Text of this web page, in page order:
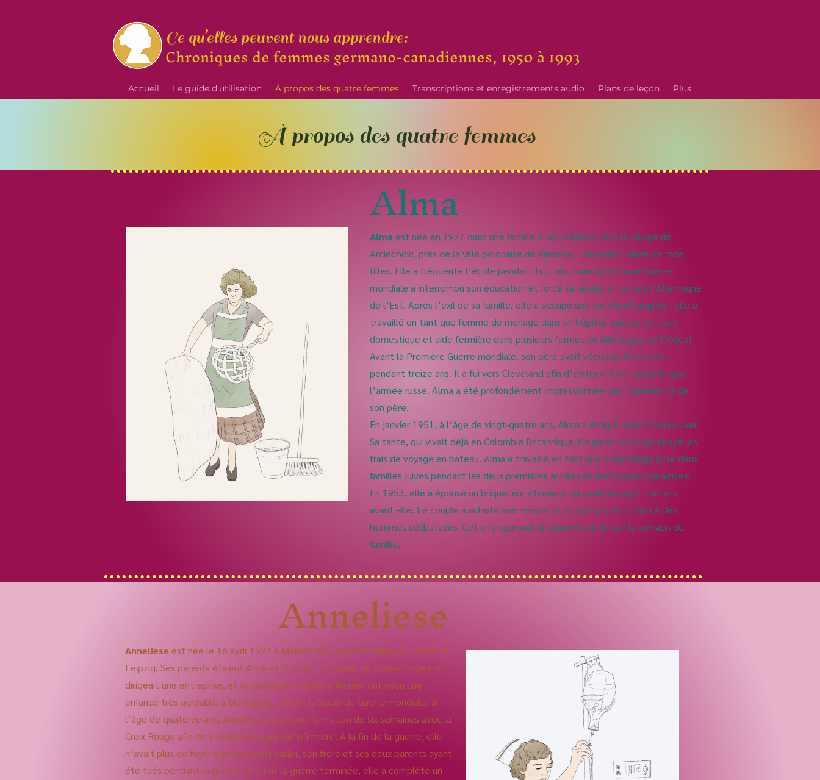
Ce qu’elles peuvent nous apprendre:
Chroniques de femmes germano-canadiennes, 1950 à 1993
Accueil Le guide d'utilisation À propos des quatre femmes Transcriptions et enregistrements audio Plans de leçon Plus
À propos des quatre femmes
Alma
Alma est née en 1927 dans une famille d’agriculteurs dans le village de
Arciechów, près de la ville polonaise de Varsovie. Elle était l’aînée de trois
filles. Elle a fréquenté l’école pendant huit ans, mais la Seconde Guerre
mondiale a interrompu son éducation et forcé sa famille à fuir vers l’Allemagne
de l’Est. Après l’exil de sa famille, elle a occupé une variété d’emplois : elle a
travaillé en tant que femme de ménage dans un hôpital, puis en tant que
domestique et aide fermière dans plusieurs fermes en Allemagne de l’Ouest.
Avant la Première Guerre mondiale, son père avait vécu aux États Unis
pendant treize ans. Il a fui vers Cleveland afin d’éviter d’être conscrit dans
l’armée russe. Alma a été profondément impressionnée par l’expérience de
son père.
En janvier 1951, à l’âge de vingt-quatre ans, Alma a émigré seule à Vancouver.
Sa tante, qui vivait déjà en Colombie Britannique, l’a garantie et a prépayé les
frais de voyage en bateau. Alma a travaillé en tant que domestique pour deux
familles juives pendant les deux premières années et demi après son arrivée.
En 1953, elle a épousé un briqueteur allemand qui avait immigré trois ans
avant elle. Le couple a acheté une maison et louait trois chambres à des
hommes célibataires. Cet arrangement lui a permis de diriger la pension de
famille.
Anneliese
Anneliese est née le 16 avril 1924 à Mersebourg, en Allemagne, à l’ouest de
Leipzig. Ses parents étaient Anna et Otto W. La famille de classe moyenne
dirigeait une entreprise, et Annaliese et son frère Werner ont vécu une
enfance très agréable à Merseburg. Durant la Seconde Guerre mondiale, à
l’âge de quatorze ans, Annaliese à suivi une formation de six semaines avec la
Croix Rouge afin de travailler en tant qu’infirmière. À la fin de la guerre, elle
n’avait plus de foyer à proprement parler, son frère et ses deux parents ayant
été tués pendant la guerre. Une fois la guerre terminée, elle a complété un